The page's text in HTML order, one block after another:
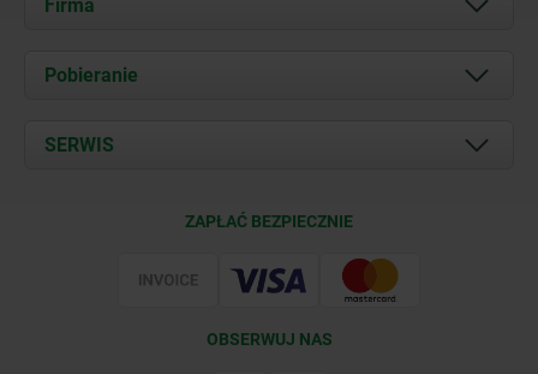
Firma
O nas
Kontakt
Pobieranie
Documents
SERWIS
ZAPŁAĆ BEZPIECZNIE
OBSERWUJ NAS